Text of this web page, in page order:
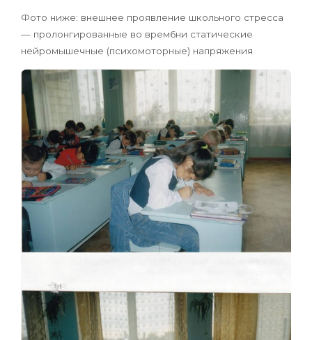
Фото ниже: внешнее проявление школьного стресса
— пролонгированные во врем6ни статические
нейромышечные (психомоторные) напряжения